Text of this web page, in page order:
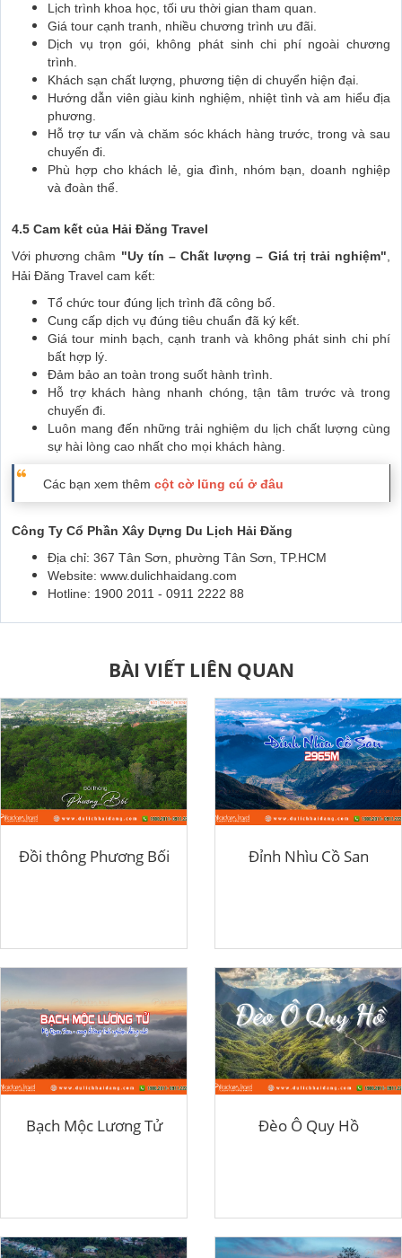
Lịch trình khoa học, tối ưu thời gian tham quan.
Giá tour cạnh tranh, nhiều chương trình ưu đãi.
Dịch vụ trọn gói, không phát sinh chi phí ngoài chương
trình.
Khách sạn chất lượng, phương tiện di chuyển hiện đại.
Hướng dẫn viên giàu kinh nghiệm, nhiệt tình và am hiểu địa
phương.
Hỗ trợ tư vấn và chăm sóc khách hàng trước, trong và sau
chuyến đi.
Phù hợp cho khách lẻ, gia đình, nhóm bạn, doanh nghiệp
và đoàn thể.
4.5 Cam kết của Hải Đăng Travel
Với phương châm "Uy tín – Chất lượng – Giá trị trải nghiệm",
Hải Đăng Travel cam kết:
Tổ chức tour đúng lịch trình đã công bố.
Cung cấp dịch vụ đúng tiêu chuẩn đã ký kết.
Giá tour minh bạch, cạnh tranh và không phát sinh chi phí
bất hợp lý.
Đảm bảo an toàn trong suốt hành trình.
Hỗ trợ khách hàng nhanh chóng, tận tâm trước và trong
chuyến đi.
Luôn mang đến những trải nghiệm du lịch chất lượng cùng
sự hài lòng cao nhất cho mọi khách hàng.
Các bạn xem thêm cột cờ lũng cú ở đâu
Công Ty Cổ Phần Xây Dựng Du Lịch Hải Đăng
Địa chỉ: 367 Tân Sơn, phường Tân Sơn, TP.HCM
Website: www.dulichhaidang.com
Hotline: 1900 2011 - 0911 2222 88
BÀI VIẾT LIÊN QUAN
Đồi thông Phương Bối Đỉnh Nhìu Cồ San
Bạch Mộc Lương Tử Đèo Ô Quy Hồ